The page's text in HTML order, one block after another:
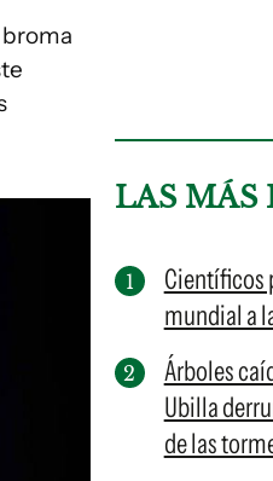
LAS MÁS
Científicos
mundial a
Árboles
Ubilla
de las